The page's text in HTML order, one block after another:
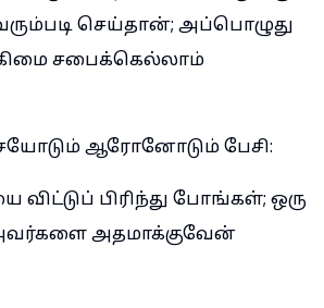
செய்தான்; அப்பொழுது
சபைக்கெல்லாம்
ஆரோனோடும் பேசி:
பிரிந்து போங்கள்; ஒரு
அதமாக்குவேன்